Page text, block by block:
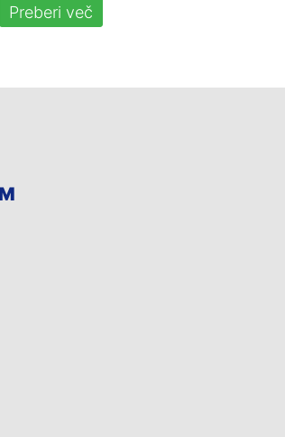
Preberi več